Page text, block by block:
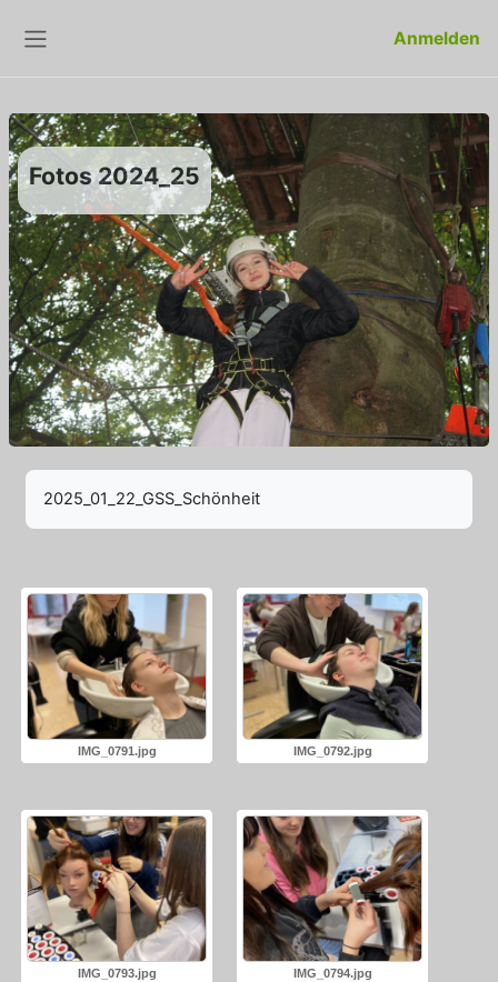
Anmelden
Fotos 2024_25
2025_01_22_GSS_Schönheit
IMG_0791.jpg IMG_0792.jpg
IMG_0793.jpg IMG_0794.jpg